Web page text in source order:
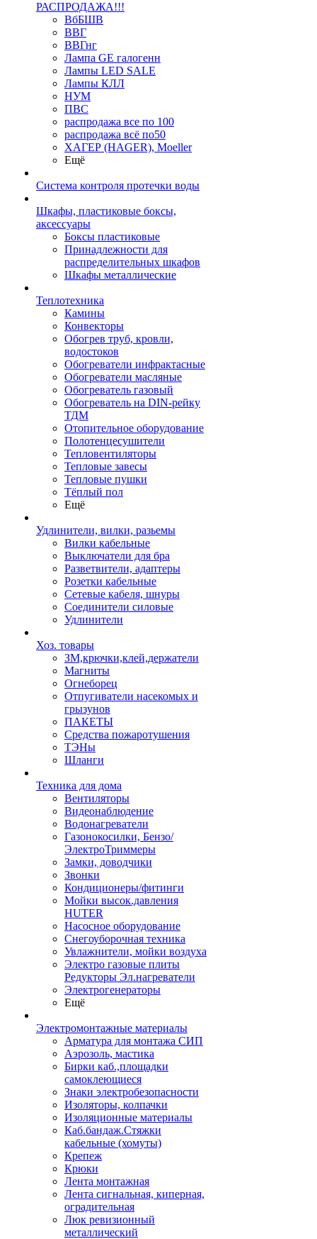
РАСПРОДАЖА!!!
ВбБШВ
ВВГ
ВВГнг
Лампа GE галогенн
Лампы LED SALE
Лампы КЛЛ
НУМ
ПВС
распродажа все по 100
распродажа всё по50
ХАГЕР (HAGER), Moeller
Ещё
Система контроля протечки воды
Шкафы, пластиковые боксы,
аксессуары
Боксы пластиковые
Принадлежности для
распределительных шкафов
Шкафы металлические
Теплотехника
Камины
Конвекторы
Обогрев труб, кровли,
водостоков
Обогреватели инфрактасные
Обогреватели масляные
Обогреватель газовый
Обогреватель на DIN-рейку
ТДМ
Отопительное оборудование
Полотенцесушители
Тепловентиляторы
Тепловые завесы
Тепловые пушки
Тёплый пол
Ещё
Удлинители, вилки, разьемы
Вилки кабельные
Выключатели для бра
Разветвители, адаптеры
Розетки кабельные
Сетевые кабеля, шнуры
Соединители силовые
Удлинители
Хоз. товары
ЗМ,крючки,клей,держатели
Магниты
Огнеборец
Отпугиватели насекомых и
грызунов
ПАКЕТЫ
Средства пожаротушения
ТЭНы
Шланги
Техника для дома
Вентиляторы
Видеонаблюдение
Водонагреватели
Газонокосилки, Бензо/
ЭлектроТриммеры
Замки, доводчики
Звонки
Кондиционеры/фитинги
Мойки высок.давления
HUTER
Насосное оборудование
Снегоуборочная техника
Увлажнители, мойки воздуха
Электро газовые плиты
Редукторы Эл.нагреватели
Электрогенераторы
Ещё
Электромонтажные материалы
Арматура для монтажа СИП
Аэрозоль, мастика
Бирки каб.,площадки
самоклеющиеся
Знаки электробезопасности
Изоляторы, колпачки
Изоляционные материалы
Каб.бандаж.Стяжки
кабельные (хомуты)
Крепеж
Крюки
Лента монтажная
Лента сигнальная, киперная,
оградительная
Люк ревизионный
металлический